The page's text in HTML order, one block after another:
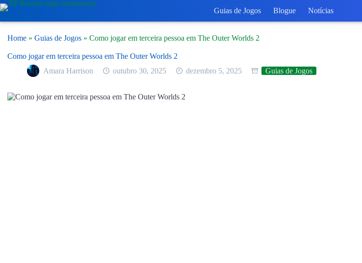
Pular
para
o
Guias de Jogos Blogue Notícias
Home » Guias de Jogos » Como jogar em terceira pessoa em The Outer Worlds 2
Como jogar em terceira pessoa em The Outer Worlds 2
Amara Harrison
outubro 30, 2025 dezembro 5, 2025 Guias de Jogos